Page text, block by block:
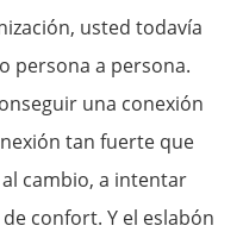
usted todavía
persona a persona.
una conexión
tan fuerte que
cambio, a intentar
confort. Y el eslabón